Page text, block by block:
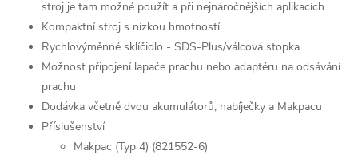
stroj je tam možné použít a při nejnáročnějších aplikacích
Kompaktní stroj s nízkou hmotností
Rychlovýměnné sklíčidlo - SDS-Plus/válcová stopka
Možnost připojení lapače prachu nebo adaptéru na odsávání
prachu
Dodávka včetně dvou akumulátorů, nabíječky a Makpacu
Příslušenství
Makpac (Typ 4) (821552-6)